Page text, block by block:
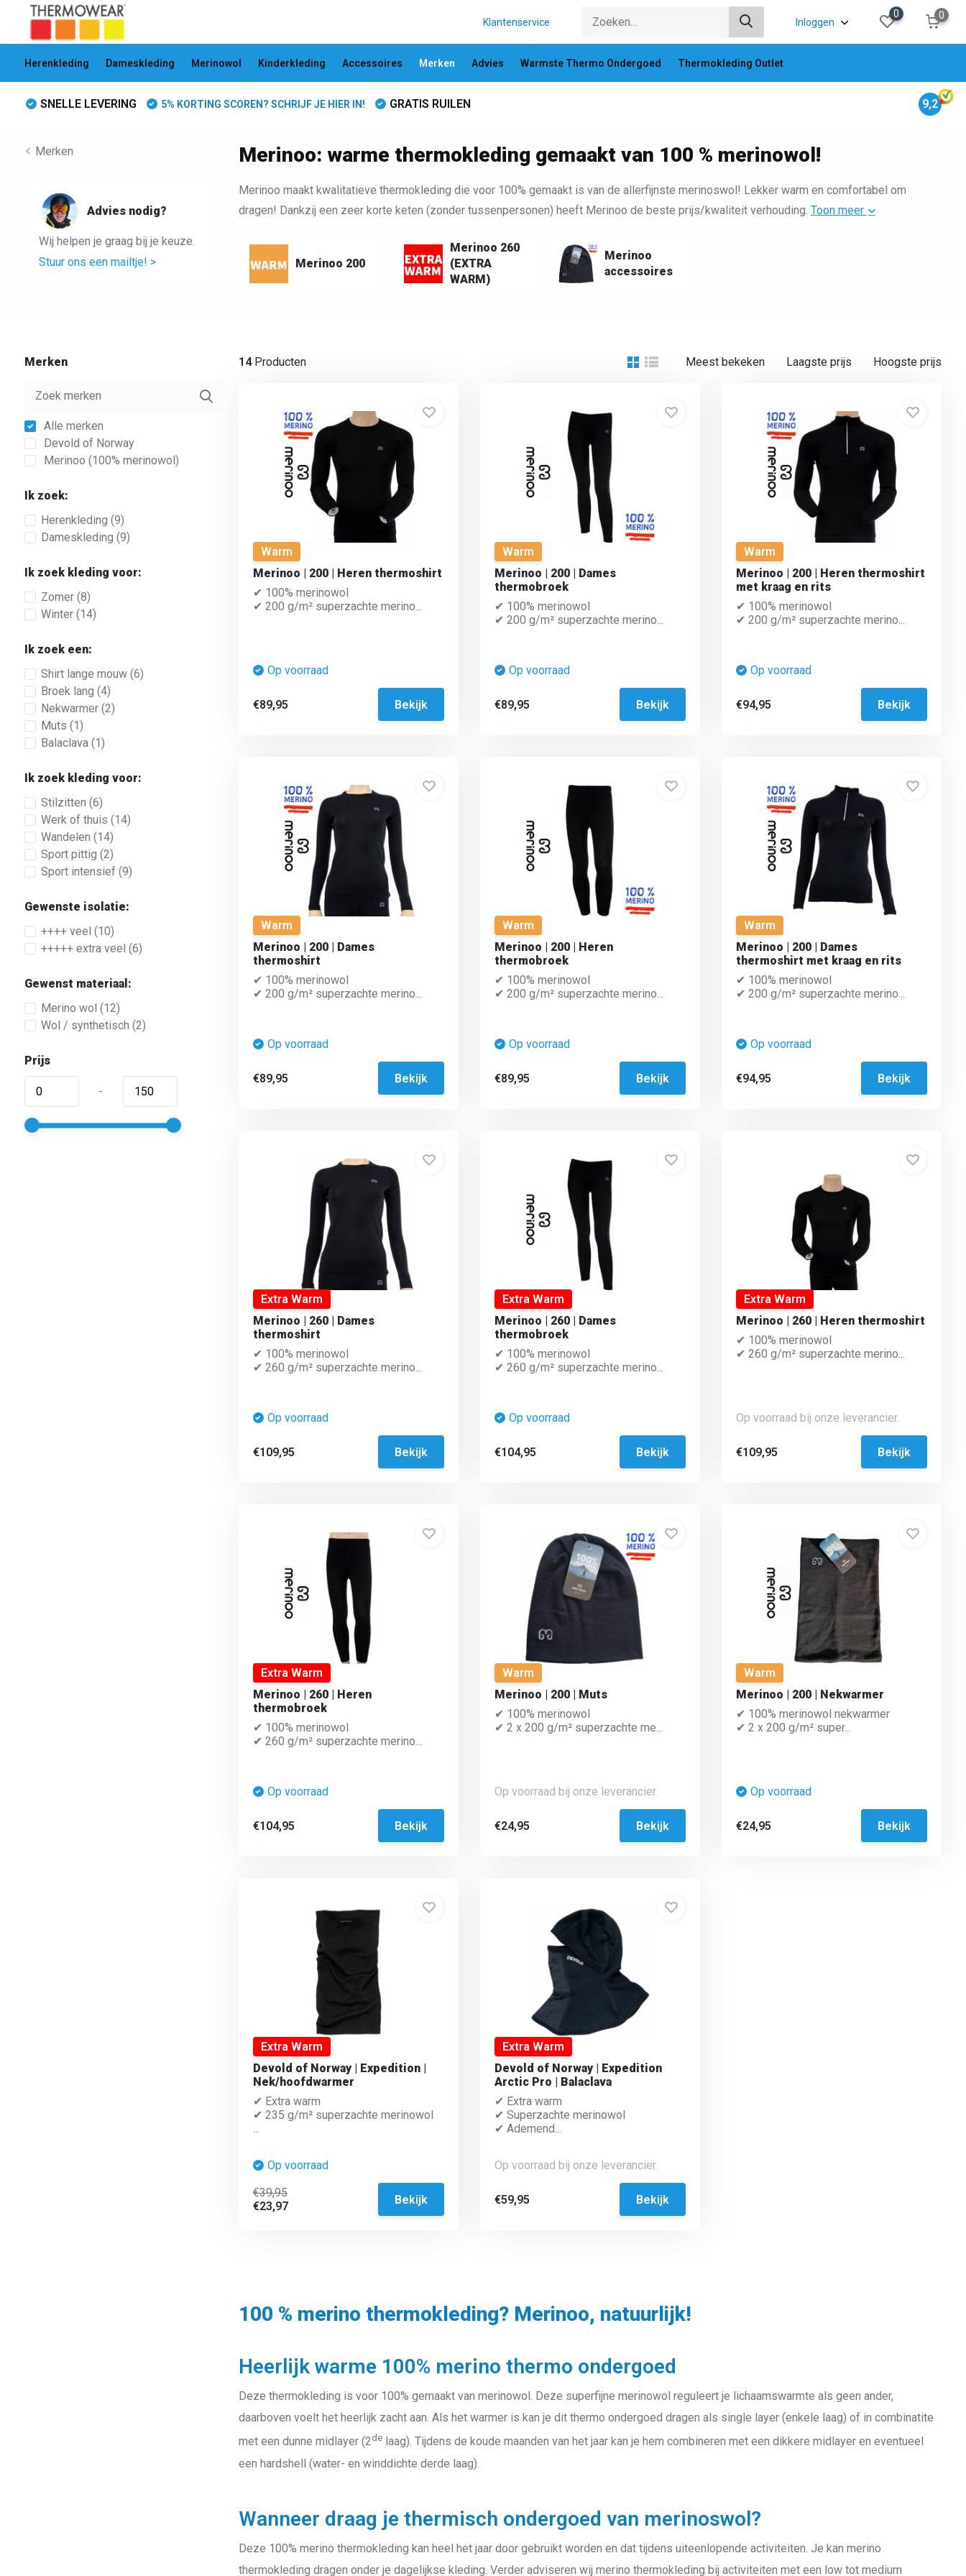
Klantenservice Inloggen
0 0
Herenkleding Dameskleding Merinowol Kinderkleding Accessoires Merken Advies Warmste Thermo Ondergoed Thermokleding Outlet
SNELLE LEVERING 5% KORTING SCOREN? SCHRIJF JE HIER IN! GRATIS RUILEN 9,2
Merken
Advies nodig?
Wij helpen je graag bij je keuze.
Stuur ons een mailtje! >
Merinoo: warme thermokleding gemaakt van 100 % merinowol!
Merinoo maakt kwalitatieve thermokleding die voor 100% gemaakt is van de allerfijnste merinoswol! Lekker warm en comfortabel om
dragen! Dankzij een zeer korte keten (zonder tussenpersonen) heeft Merinoo de beste prijs/kwaliteit verhouding. Toon meer
Merinoo 200
Merinoo 260
(EXTRA
WARM)
Merinoo
accessoires
Merken
Alle merken
Devold of Norway
Merinoo (100% merinowol)
Ik zoek:
Herenkleding (9)
Dameskleding (9)
Ik zoek kleding voor:
Zomer (8)
Winter (14)
Ik zoek een:
Shirt lange mouw (6)
Broek lang (4)
Nekwarmer (2)
Muts (1)
Balaclava (1)
Ik zoek kleding voor:
Stilzitten (6)
Werk of thuis (14)
Wandelen (14)
Sport pittig (2)
Sport intensief (9)
Gewenste isolatie:
++++ veel (10)
+++++ extra veel (6)
Gewenst materiaal:
Merino wol (12)
Wol / synthetisch (2)
Prijs
-
14Producten Meest bekeken Laagste prijs Hoogste prijs
Warm
Merinoo | 200 | Heren thermoshirt
✔ 100% merinowol
✔ 200 g/m² superzachte merino...
Op voorraad
€89,95 Bekijk
Warm
Merinoo | 200 | Dames
thermobroek
✔ 100% merinowol
✔ 200 g/m² superzachte merino...
Op voorraad
€89,95 Bekijk
Warm
Merinoo | 200 | Heren thermoshirt
met kraag en rits
✔ 100% merinowol
✔ 200 g/m² superzachte merino...
Op voorraad
€94,95 Bekijk
Warm
Merinoo | 200 | Dames
thermoshirt
✔ 100% merinowol
✔ 200 g/m² superzachte merino...
Op voorraad
€89,95 Bekijk
Warm
Merinoo | 200 | Heren
thermobroek
✔ 100% merinowol
✔ 200 g/m² superzachte merino...
Op voorraad
€89,95 Bekijk
Warm
Merinoo | 200 | Dames
thermoshirt met kraag en rits
✔ 100% merinowol
✔ 200 g/m² superzachte merino...
Op voorraad
€94,95 Bekijk
Extra Warm
Merinoo | 260 | Dames
thermoshirt
✔ 100% merinowol
✔ 260 g/m² superzachte merino...
Op voorraad
€109,95 Bekijk
Extra Warm
Merinoo | 260 | Dames
thermobroek
✔ 100% merinowol
✔ 260 g/m² superzachte merino...
Op voorraad
€104,95 Bekijk
Extra Warm
Merinoo | 260 | Heren thermoshirt
✔ 100% merinowol
✔ 260 g/m² superzachte merino...
Op voorraad bij onze leverancier.
€109,95 Bekijk
Extra Warm
Merinoo | 260 | Heren
thermobroek
✔ 100% merinowol
✔ 260 g/m² superzachte merino...
Op voorraad
€104,95 Bekijk
Warm
Merinoo | 200 | Muts
✔ 100% merinowol
✔ 2 x 200 g/m² superzachte me...
Op voorraad bij onze leverancier.
€24,95 Bekijk
Warm
Merinoo | 200 | Nekwarmer
✔ 100% merinowol nekwarmer
✔ 2 x 200 g/m² super...
Op voorraad
€24,95 Bekijk
Extra Warm
Devold of Norway | Expedition |
Nek/hoofdwarmer
✔ Extra warm
✔ 235 g/m² superzachte merinowol
...
Op voorraad
€39,95
€23,97
Bekijk
Extra Warm
Devold of Norway | Expedition
Arctic Pro | Balaclava
✔ Extra warm
✔ Superzachte merinowol
✔ Ademend...
Op voorraad bij onze leverancier.
€59,95 Bekijk
100 % merino thermokleding? Merinoo, natuurlijk!
Heerlijk warme 100% merino thermo ondergoed
Deze thermokleding is voor 100% gemaakt van merinowol. Deze superfijne merinowol reguleert je lichaamswarmte als geen ander,
daarboven voelt het heerlijk zacht aan. Als het warmer is kan je dit thermo ondergoed dragen als single layer (enkele laag) of in combinatite
met een dunne midlayer (2delaag). Tijdens de koude maanden van het jaar kan je hem combineren met een dikkere midlayer en eventueel
een hardshell (water- en winddichte derde laag).
Wanneer draag je thermisch ondergoed van merinoswol?
Deze 100% merino thermokleding kan heel het jaar door gebruikt worden en dat tijdens uiteenlopende activiteiten. Je kan merino
thermokleding dragen onder je dagelijkse kleding. Verder adviseren wij merino thermokleding bij activiteiten met een low tot medium